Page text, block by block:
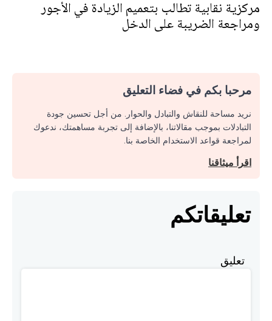
مركزية نقابية تطالب بتعميم الزيادة في الأجور
ومراجعة الضريبة على الدخل
مرحبا بكم في فضاء التعليق
نريد مساحة للنقاش والتبادل والحوار. من أجل تحسين جودة
التبادلات بموجب مقالاتنا، بالإضافة إلى تجربة مساهمتك، ندعوك
لمراجعة قواعد الاستخدام الخاصة بنا.
اقرأ ميثاقنا
تعليقاتكم
تعليق